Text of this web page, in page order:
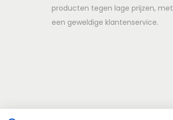
producten tegen lage prijzen, met
een geweldige klantenservice.